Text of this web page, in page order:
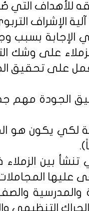
للأهداف التي
الإشراف
في الإجابة
على وشك
على تحقيق
الجودة مهم
لكي يكون هو
تنشأ بين
عليها
والمدرسية
التنظيمي